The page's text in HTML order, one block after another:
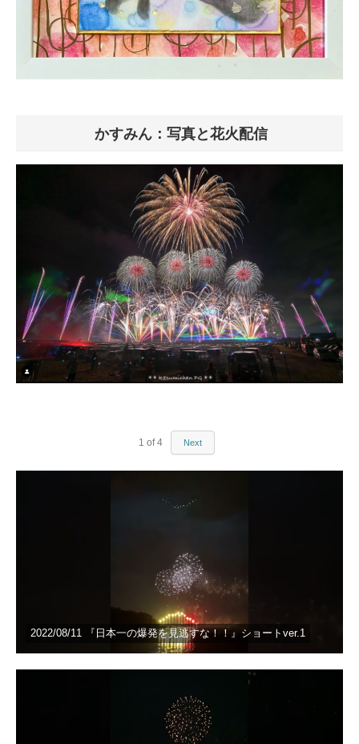
かすみん：写真と花火配信
1 of 4 Next
2022/08/11 『日本一の爆発を見逃すな！！』ショートver.1